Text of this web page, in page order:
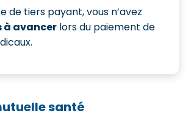
de tiers payant, vous n’avez
à avancer lors du paiement de
santé